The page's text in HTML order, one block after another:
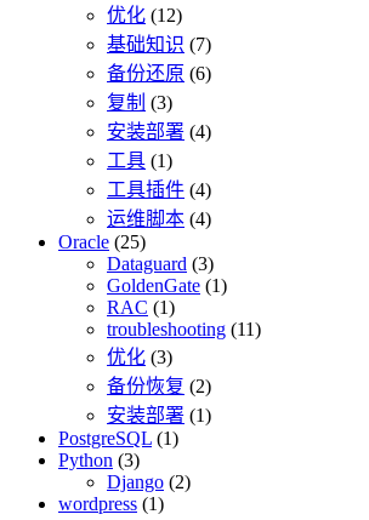
优化 (12)
基础知识 (7)
备份还原 (6)
复制 (3)
安装部署 (4)
工具 (1)
工具插件 (4)
运维脚本 (4)
Oracle (25)
Dataguard (3)
GoldenGate (1)
RAC (1)
troubleshooting (11)
优化 (3)
备份恢复 (2)
安装部署 (1)
PostgreSQL (1)
Python (3)
Django (2)
wordpress (1)